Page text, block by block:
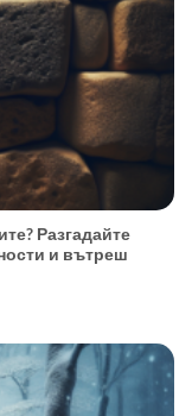
Разгадайте
и вътреш